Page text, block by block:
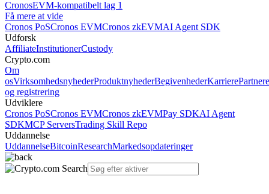
CronosEVM-kompatibelt lag 1
Få mere at vide
Cronos PoSCronos EVMCronos zkEVMAI Agent SDK
Udforsk
AffiliateInstitutionerCustody
Crypto.com
Om
osVirksomhedsnyhederProduktnyhederBegivenhederKarrierePartnere
og registrering
Udviklere
Cronos PoSCronos EVMCronos zkEVMPay SDKAI Agent
SDKMCP ServersTrading Skill Repo
Uddannelse
UddannelseBitcoinResearchMarkedsopdateringer